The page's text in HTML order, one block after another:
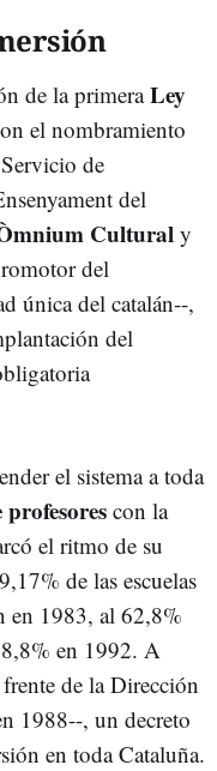
de la primeraLey
el nombramiento
de
del
Culturaly
del
única del catalán--,
del
el sistema a toda
con la
el ritmo de su
de las escuelas
en 1983, al 62,8%
en 1992. A
de la Dirección
1988--, un decreto
en toda Cataluña.